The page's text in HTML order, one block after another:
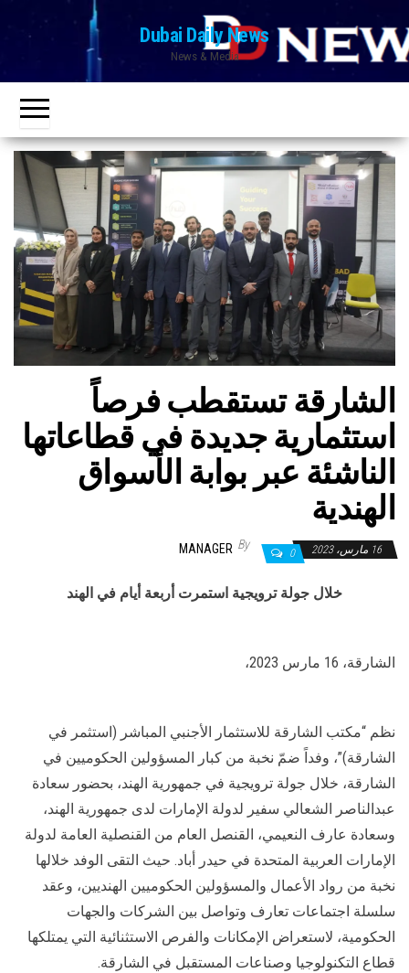
to
the
content
Dubai Daily News
News & Media
الشارقة تستقطب فرصاً
استثمارية جديدة في قطاعاتها
الناشئة عبر بوابة الأسواق
الهندية
16 مارس، 2023 0
By
MANAGER
خلال جولة ترويجية استمرت أربعة أيام في الهند
الشارقة، 16 مارس 2023،
نظم “مكتب الشارقة للاستثمار الأجنبي المباشر (استثمر في
الشارقة)”، وفداً ضمّ نخبة من كبار المسؤولين الحكوميين في
الشارقة، خلال جولة ترويجية في جمهورية الهند، بحضور سعادة
عبدالناصر الشعالي سفير لدولة الإمارات لدى جمهورية الهند،
وسعادة عارف النعيمي، القنصل العام من القنصلية العامة لدولة
الإمارات العربية المتحدة في حيدر أباد. حيث التقى الوفد خلالها
نخبة من رواد الأعمال والمسؤولين الحكوميين الهنديين، وعقد
سلسلة اجتماعات تعارف وتواصل بين الشركات والجهات
الحكومية، لاستعراض الإمكانات والفرص الاستثنائية التي يمتلكها
قطاع التكنولوجيا وصناعات المستقبل في الشارقة.